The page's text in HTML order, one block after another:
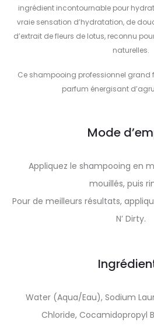
ingrédient incontournable pour
vraie sensation d’hydratation, de
d’extrait de fleurs de lotus, reconnu
naturelles.
Ce shampooing professionnel grand
parfum énergisant
Mode
Appliquez le shampooing en
mouillés, puis
Pour de meilleurs résultats,
N’ Dirty.
Water (Aqua/Eau), Sodium
Chloride, Cocamidopropyl